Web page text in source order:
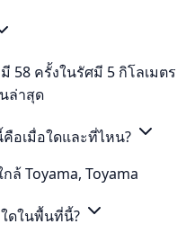
58 ครั้งในรัศมี 5 กิโลเมตร
ล่าสุด
อเมื่อใดและที่ไหน?
ล้ Toyama, Toyama
ดในพื้นที่นี้?